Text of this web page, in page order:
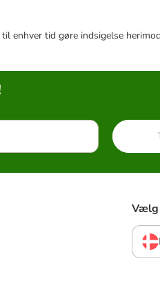
enhver tid gøre indsigelse
Vælg